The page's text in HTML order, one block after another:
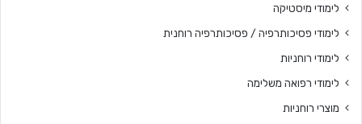
לימודי מיסטיקה
לימודי פסיכותרפיה / פסיכותרפיה רוחנית
לימודי רוחניות
לימודי רפואה משלימה
מוצרי רוחניות